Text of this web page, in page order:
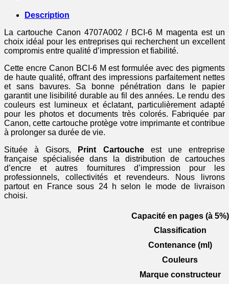
Description
La cartouche Canon 4707A002 / BCI-6 M magenta est un
choix idéal pour les entreprises qui recherchent un excellent
compromis entre qualité d’impression et fiabilité.
Cette encre Canon BCI-6 M est formulée avec des pigments
de haute qualité, offrant des impressions parfaitement nettes
et sans bavures. Sa bonne pénétration dans le papier
garantit une lisibilité durable au fil des années. Le rendu des
couleurs est lumineux et éclatant, particulièrement adapté
pour les photos et documents très colorés. Fabriquée par
Canon, cette cartouche protège votre imprimante et contribue
à prolonger sa durée de vie.
Située à Gisors,
Print Cartoucheest une entreprise
française spécialisée dans la distribution de cartouches
d’encre et autres fournitures d’impression pour les
professionnels, collectivités et revendeurs. Nous livrons
partout en France sous 24 h selon le mode de livraison
choisi.
Capacité en pages (à 5%)
Classification
Contenance (ml)
Couleurs
Marque constructeur